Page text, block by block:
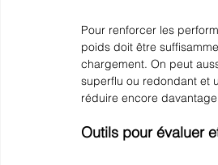
Pour renforcer les
poids doit être
chargement. On peut
superflu ou redondant et
réduire encore
Outils pour évaluer